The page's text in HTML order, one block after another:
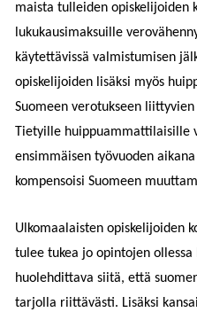
maista tulleiden opiskelijoiden
lukukausimaksuille
käytettävissä valmistumisen
opiskelijoiden lisäksi myös
Suomeen verotukseen
Tietyille huippuammattilaisille
ensimmäisen työvuoden
kompensoisi Suomeen
Ulkomaalaisten opiskelijoiden
tulee tukea jo opintojen ollessa
huolehdittava siitä, että
tarjolla riittävästi. Lisäksi